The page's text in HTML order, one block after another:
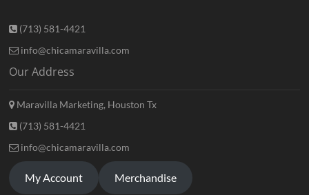
(713) 581-4421
info@chicamaravilla.com
Our Address
Maravilla Marketing, Houston Tx
(713) 581-4421
info@chicamaravilla.com
My Account Merchandise